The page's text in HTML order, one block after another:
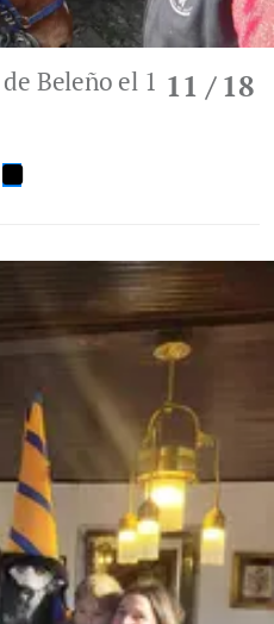
11 / 18
Beleño el 1